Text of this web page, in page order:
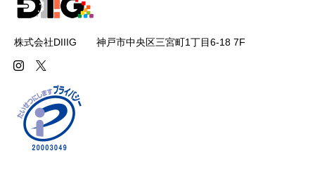
株式会社DIIIG 神戸市中央区三宮町1丁目6-18 7F